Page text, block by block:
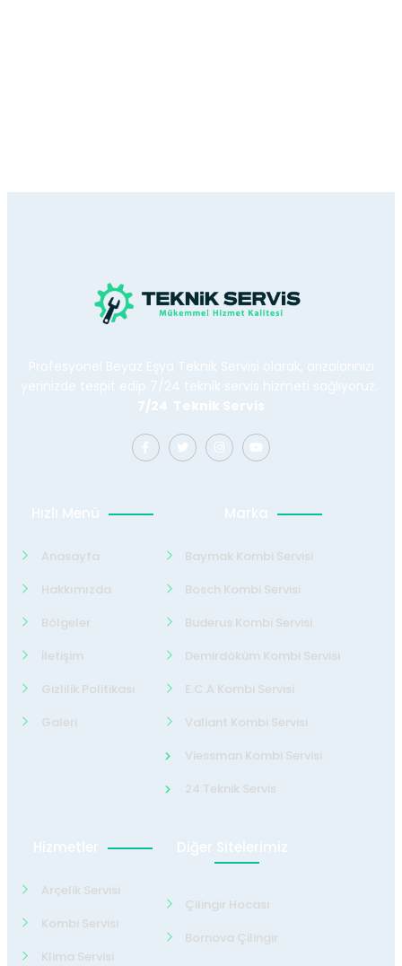
Profesyonel Beyaz Eşya Teknik Servisi olarak, arızalarınızı
yerinizde tespit edip 7/24 teknik servis hizmeti sağlıyoruz.
7/24 Teknik Servis
Hızlı Menü
Anasayfa
Hakkımızda
Bölgeler
İletişim
Gizlilik Politikası
Galeri
Marka
Baymak Kombi Servisi
Bosch Kombi Servisi
Buderus Kombi Servisi
Demirdöküm Kombi Servisi
E.C.A Kombi Servisi
Valiant Kombi Servisi
Viessman Kombi Servisi
24 Teknik Servis
Hizmetler
Arçelik Servisi
Kombi Servisi
Klima Servisi
Diğer Sitelerimiz
Çilingir Hocası
Bornova Çilingir